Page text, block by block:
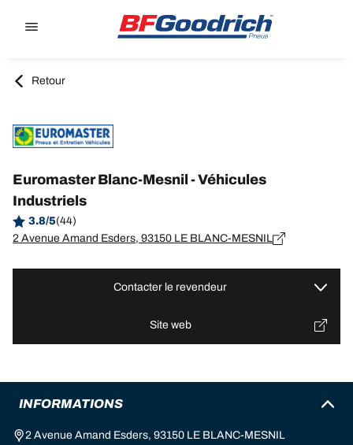
Retour
Euromaster Blanc-Mesnil - Véhicules
Industriels
3.8/5(44)
2 Avenue Amand Esders, 93150 LE BLANC-MESNIL
Contacter le revendeur
Site web
INFORMATIONS
2 Avenue Amand Esders, 93150 LE BLANC-MESNIL